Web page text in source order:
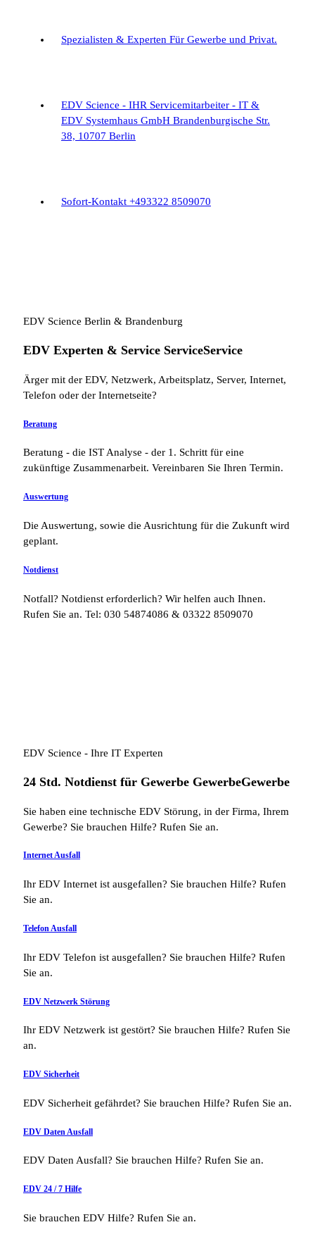
Spezialisten & Experten Für Gewerbe und Privat.
EDV Science - IHR Servicemitarbeiter - IT &
EDV Systemhaus GmbH Brandenburgische Str.
38, 10707 Berlin
Sofort-Kontakt +493322 8509070
EDV Science Berlin & Brandenburg
EDV Experten & Service ServiceService
Ärger mit der EDV, Netzwerk, Arbeitsplatz, Server, Internet,
Telefon oder der Internetseite?
Beratung
Beratung - die IST Analyse - der 1. Schritt für eine
zukünftige Zusammenarbeit. Vereinbaren Sie Ihren Termin.
Auswertung
Die Auswertung, sowie die Ausrichtung für die Zukunft wird
geplant.
Notdienst
Notfall? Notdienst erforderlich? Wir helfen auch Ihnen.
Rufen Sie an. Tel: 030 54874086 & 03322 8509070
EDV Science - Ihre IT Experten
24 Std. Notdienst für Gewerbe GewerbeGewerbe
Sie haben eine technische EDV Störung, in der Firma, Ihrem
Gewerbe? Sie brauchen Hilfe? Rufen Sie an.
Internet Ausfall
Ihr EDV Internet ist ausgefallen? Sie brauchen Hilfe? Rufen
Sie an.
Telefon Ausfall
Ihr EDV Telefon ist ausgefallen? Sie brauchen Hilfe? Rufen
Sie an.
EDV Netzwerk Störung
Ihr EDV Netzwerk ist gestört? Sie brauchen Hilfe? Rufen Sie
an.
EDV Sicherheit
EDV Sicherheit gefährdet? Sie brauchen Hilfe? Rufen Sie an.
EDV Daten Ausfall
EDV Daten Ausfall? Sie brauchen Hilfe? Rufen Sie an.
EDV 24 / 7 Hilfe
Sie brauchen EDV Hilfe? Rufen Sie an.